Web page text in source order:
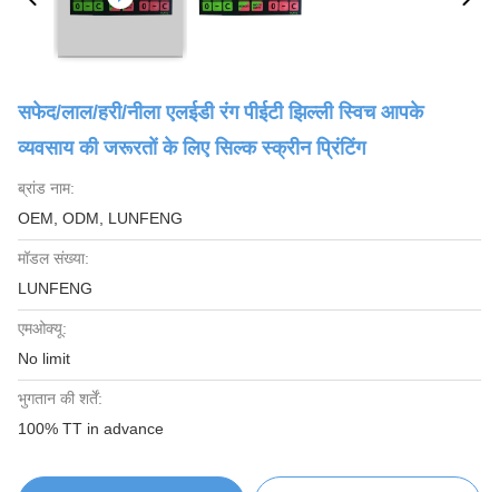
सफेद/लाल/हरी/नीला एलईडी रंग पीईटी झिल्ली स्विच आपके
व्यवसाय की जरूरतों के लिए सिल्क स्क्रीन प्रिंटिंग
ब्रांड नाम:
OEM, ODM, LUNFENG
मॉडल संख्या:
LUNFENG
एमओक्यू:
No limit
भुगतान की शर्तें:
100% TT in advance